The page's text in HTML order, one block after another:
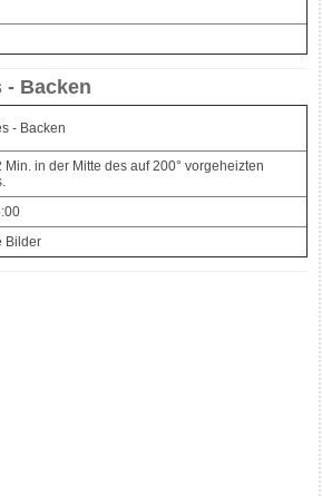
- Backen
- Backen
Min. in der Mitte des auf 200° vorgeheizten
Bilder